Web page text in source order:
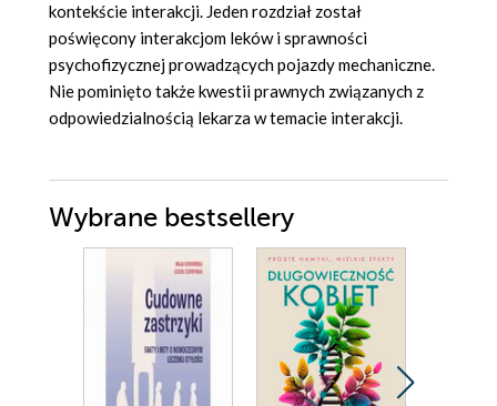
kontekście interakcji. Jeden rozdział został
poświęcony interakcjom leków i sprawności
psychofizycznej prowadzących pojazdy mechaniczne.
Nie pominięto także kwestii prawnych związanych z
odpowiedzialnością lekarza w temacie interakcji.
Wybrane bestsellery